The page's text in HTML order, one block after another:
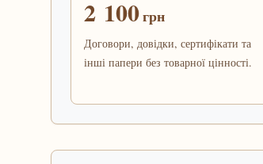
2 100грн
Договори, довідки, сертифікати та
інші папери без товарної цінності.